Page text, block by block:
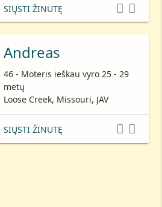
SIŲSTI ŽINUTĘ  
Andreas
46 - Moteris ieškau vyro 25 - 29
metų
Loose Creek, Missouri, JAV
SIŲSTI ŽINUTĘ  